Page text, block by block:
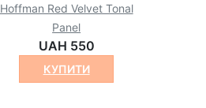
Hoffman Red Velvet Tonal
Panel
UAH 550
КУПИТИ